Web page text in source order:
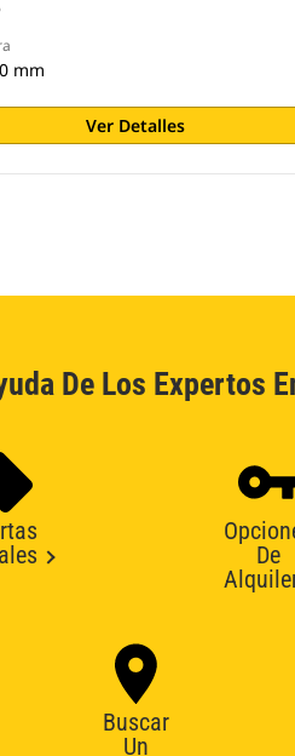
mm
Ver Detalles
De Los Expertos
De
Buscar
Un